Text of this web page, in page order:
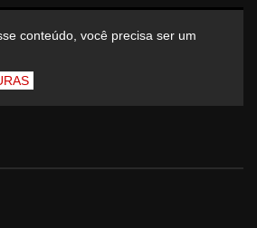
conteúdo, você precisa ser um